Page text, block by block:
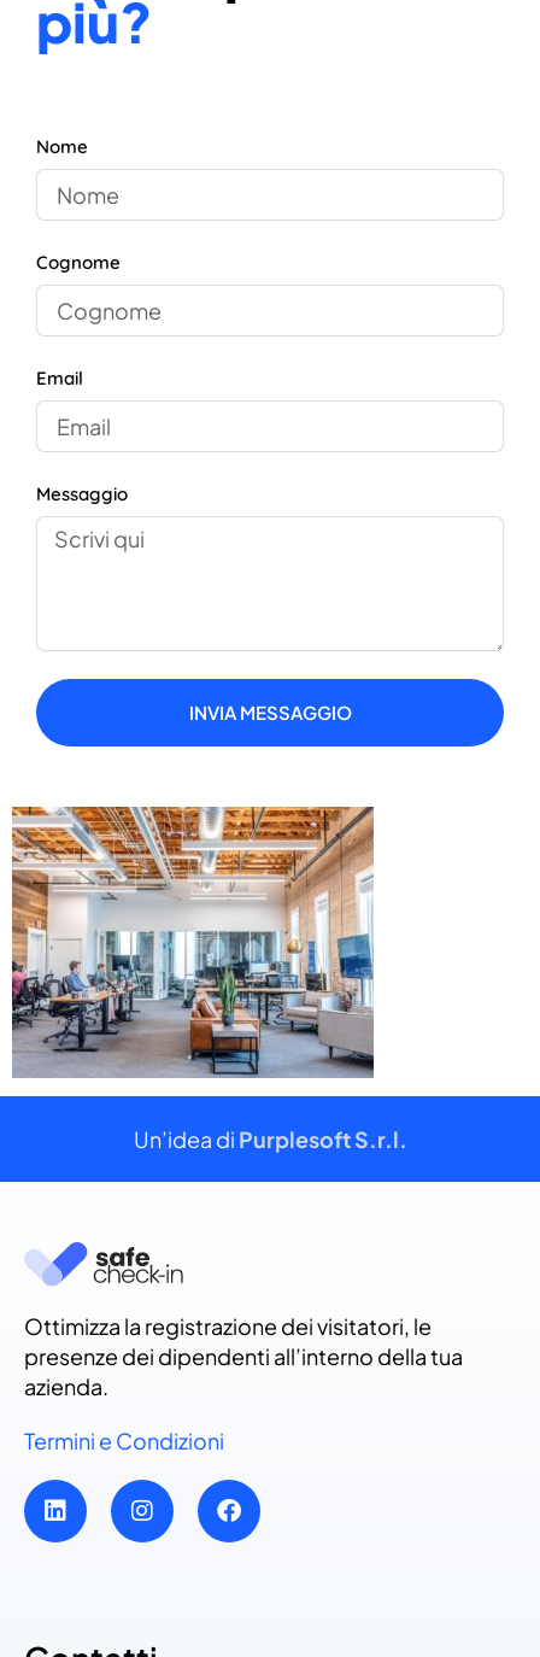
più?
Nome
Cognome
Email
Messaggio
INVIA MESSAGGIO
Un’idea di Purplesoft S.r.l.
Ottimizza la registrazione dei visitatori, le
presenze dei dipendenti all’interno della tua
azienda.
Termini e Condizioni